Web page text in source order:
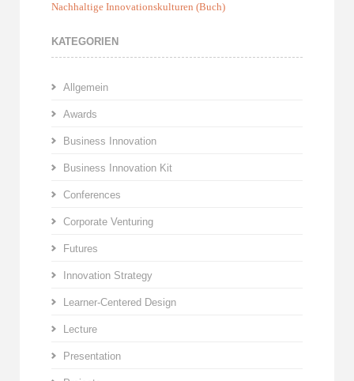
Nachhaltige Innovationskulturen (Buch)
KATEGORIEN
Allgemein
Awards
Business Innovation
Business Innovation Kit
Conferences
Corporate Venturing
Futures
Innovation Strategy
Learner-Centered Design
Lecture
Presentation